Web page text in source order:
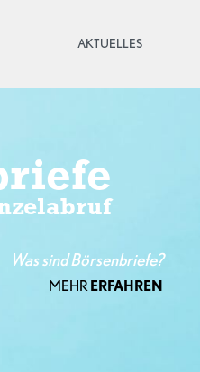
AKTUELLES
Was sind Börsenbriefe?
MEHRERFAHREN